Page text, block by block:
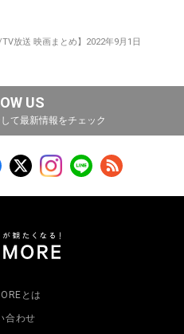
TV放送 映画まとめ】2022年9月1日
US
て最新情報をチェック
とは
合わせ